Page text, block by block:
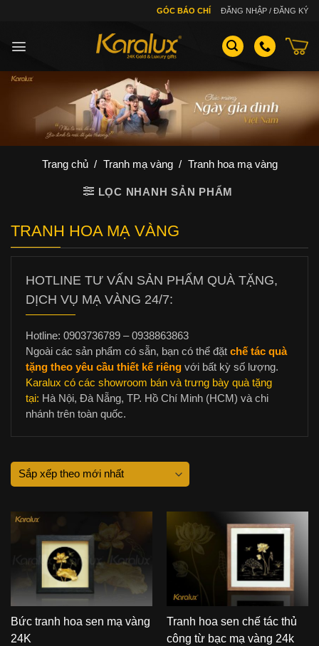
GÓC BÁO CHÍ ĐĂNG NHẬP / ĐĂNG KÝ
Trang chủ / Tranh mạ vàng / Tranh hoa mạ vàng
LỌC NHANH SẢN PHẨM
TRANH HOA MẠ VÀNG
HOTLINE TƯ VẤN SẢN PHẨM QUÀ TẶNG,
DỊCH VỤ MẠ VÀNG 24/7:
Hotline: 0903736789 – 0938863863
Ngoài các sản phẩm có sẵn, bạn có thể đặt chế tác quà
tặng theo yêu cầu thiết kế riêng với bất kỳ số lượng.
Karalux có các showroom bán và trưng bày quà tặng
tại: Hà Nội, Đà Nẵng, TP. Hồ Chí Minh (HCM) và chi
nhánh trên toàn quốc.
Bức tranh hoa sen mạ vàng
24K
Tranh hoa sen chế tác thủ
công từ bạc mạ vàng 24k